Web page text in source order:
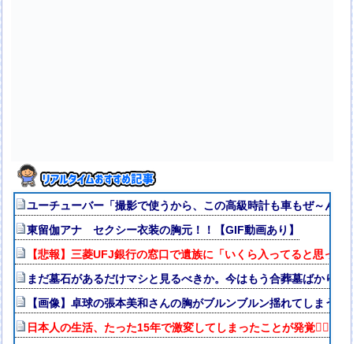
ユーチューバー「撮影で使うから、この高級時計も車もぜ～んぶ
東留伽アナ セクシー衣装の胸元！！【GIF動画あり】
【悲報】三菱UFJ銀行の窓口で遺族に「いくら入ってると思っ
まだ墓石があるだけマシと見るべきか。今はもう合葬墓ばかり
【画像】卓球の張本美和さんの胸がブルンブルン揺れてしまう
日本人の生活、たった15年で激変してしまったことが発覚🤦‍♂